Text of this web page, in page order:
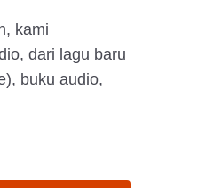
kami
dari lagu baru
buku audio,